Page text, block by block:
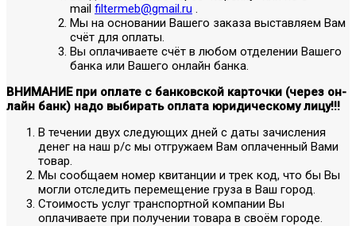
mail filtermeb@gmail.ru .
Мы на основании Вашего заказа выставляем Вам
счёт для оплаты.
Вы оплачиваете счёт в любом отделении Вашего
банка или Вашего онлайн банка.
ВНИМАНИЕ при оплате с банковской карточки (через он-
лайн банк) надо выбирать оплата юридическому лицу!!!
В течении двух следующих дней с даты зачисления
денег на наш р/с мы отгружаем Вам оплаченный Вами
товар.
Мы сообщаем номер квитанции и трек код, что бы Вы
могли отследить перемещение груза в Ваш город.
Стоимость услуг транспортной компании Вы
оплачиваете при получении товара в своём городе.